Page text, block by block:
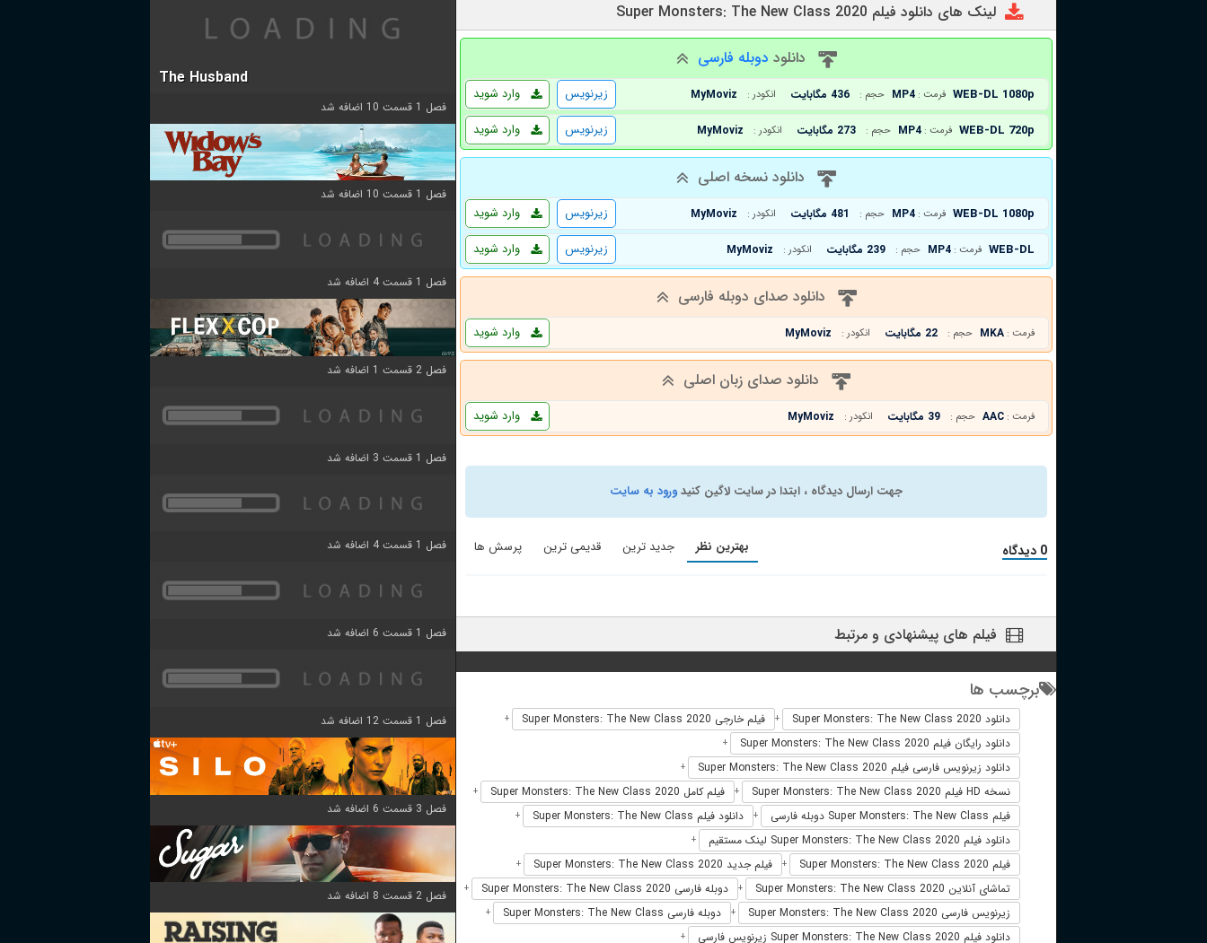
لینک های دانلود فیلم Super Monsters: The New Class 2020
دانلود دوبله فارسی
WEB-DL 1080p فرمت : MP4 حجم : 436 مگابایت انکودر : MyMoviz وارد شوید
زیرنویس
WEB-DL 720p فرمت : MP4 حجم : 273 مگابایت انکودر : MyMoviz وارد شوید زیرنویس
دانلود نسخه اصلی
WEB-DL 1080p فرمت : MP4 حجم : 481 مگابایت انکودر : MyMoviz وارد شوید
زیرنویس
WEB-DL فرمت : MP4 حجم : 239 مگابایت انکودر : MyMoviz وارد شوید زیرنویس
دانلود صدای دوبله فارسی
فرمت : MKA حجم : 22 مگابایت انکودر : MyMoviz وارد شوید
دانلود صدای زبان اصلی
فرمت : AAC حجم : 39 مگابایت انکودر : MyMoviz وارد شوید
جهت ارسال دیدگاه ، ابتدا در سایت لاگین کنیدورود به سایت
0 دیدگاه بهترین نظر جدید ترین قدیمی ترین پرسش ها
فیلم های پیشنهادی و مرتبط
برچسب ها
دانلود Super Monsters: The New Class 2020 + فیلم خارجی Super Monsters: The New Class 2020 +
دانلود رایگان فیلم Super Monsters: The New Class 2020 +
دانلود زیرنویس فارسی فیلم Super Monsters: The New Class 2020 +
نسخه HD فیلم Super Monsters: The New Class 2020 + فیلم کامل Super Monsters: The New Class 2020 +
فیلم Super Monsters: The New Class دوبله فارسی + دانلود فیلم Super Monsters: The New Class +
دانلود فیلم Super Monsters: The New Class 2020 لینک مستقیم +
فیلم Super Monsters: The New Class 2020 + فیلم جدید Super Monsters: The New Class 2020 +
تماشای آنلاین Super Monsters: The New Class 2020 + دوبله فارسی Super Monsters: The New Class 2020 +
زیرنویس فارسی Super Monsters: The New Class 2020 + دوبله فارسی Super Monsters: The New Class +
دانلود فیلم Super Monsters: The New Class 2020 زیرنویس فارسی +
The Husband
فصل 1 قسمت 10 اضافه شد
فصل 1 قسمت 10 اضافه شد
فصل 1 قسمت 4 اضافه شد
فصل 2 قسمت 1 اضافه شد
فصل 1 قسمت 3 اضافه شد
فصل 1 قسمت 4 اضافه شد
فصل 1 قسمت 6 اضافه شد
فصل 1 قسمت 12 اضافه شد
فصل 3 قسمت 6 اضافه شد
فصل 2 قسمت 8 اضافه شد